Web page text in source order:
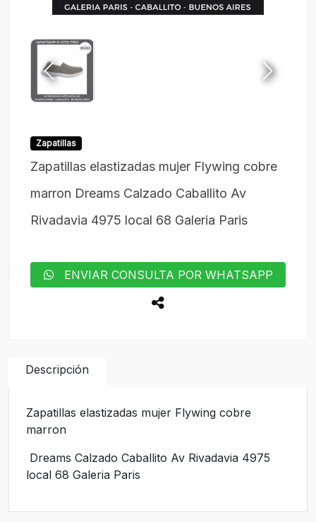
Zapatillas
Zapatillas elastizadas mujer Flywing cobre
marron Dreams Calzado Caballito Av
Rivadavia 4975 local 68 Galeria Paris
ENVIAR CONSULTA POR WHATSAPP
Descripción
Zapatillas elastizadas mujer Flywing cobre
marron
Dreams Calzado Caballito Av Rivadavia 4975
local 68 Galeria Paris